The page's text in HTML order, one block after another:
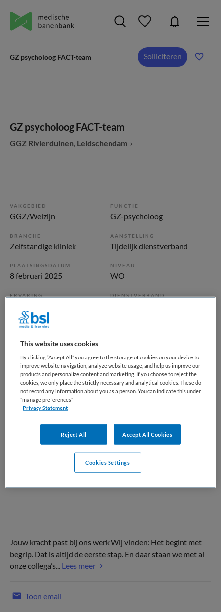
GZ psycholoog FACT-team Solliciteren
GZ psycholoog FACT-team
GGZ Rivierduinen, Leidschendam
VAKGEBIED
GGZ/Welzijn
FUNCTIE
GZ-psycholoog
BRANCHE
Zelfstandige kliniek
AANSTELLING
Tijdelijk dienstverband
PLAATSINGSDATUM
8 februari 2025
NIVEAU
WO
ERVARING DIENSTVERBAND
Vacature niet beschikbaar
Deze vacature GZ psycholoog FACT-team bij GGZ
Rivierduinen is niet meer actueel. Hieronder staan enkele
vergelijkbare vacatures die voor u wellicht interessant zijn.
Jouw kracht past bij ons werk Wij vinden: Het begint met
begrip. Dat is altijd de eerste stap. En daar staan we met al
onze collega’s... Lees meer
Toon email
This website uses cookies
By clicking “Accept All” you agree to the storage of cookies on your device to
improve website navigation, analyze website usage, and help us improve our
products and personalize content and marketing. If you choose to reject the
cookies, we only place the strictly necessary and analytical cookies. These do
not record any information about you as a person. You can indicate this under
"manage preferences"
Privacy Statement
Reject All Accept All Cookies
Cookies Settings